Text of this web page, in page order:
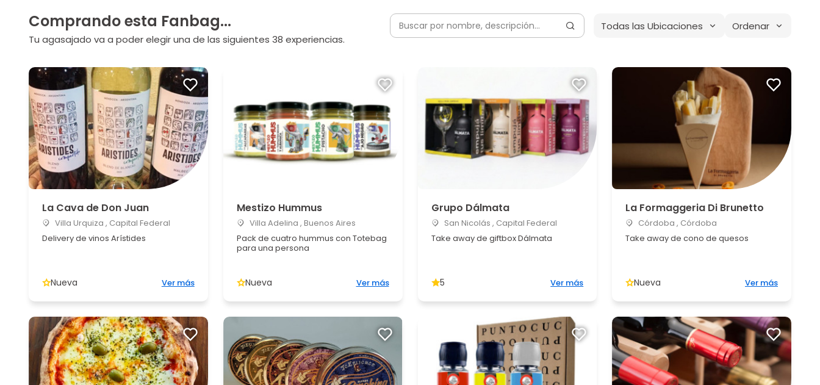
Comprando esta Fanbag...
Tu agasajado va a poder elegir una de las siguientes 38 experiencias.
Todas las Ubicaciones Ordenar
La Cava de Don Juan
Villa Urquiza , Capital Federal
Delivery de vinos Arístides
Nueva Ver más
Mestizo Hummus
Villa Adelina , Buenos Aires
Pack de cuatro hummus con Totebag
para una persona
Nueva Ver más
Grupo Dálmata
San Nicolás , Capital Federal
Take away de giftbox Dálmata
5 Ver más
La Formaggeria Di Brunetto
Córdoba , Córdoba
Take away de cono de quesos
Nueva Ver más